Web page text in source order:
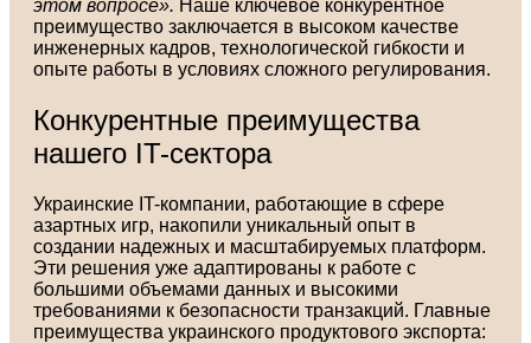
этом вопросе». Наше ключевое конкурентное
преимущество заключается в высоком качестве
инженерных кадров, технологической гибкости и
опыте работы в условиях сложного регулирования.
Конкурентные преимущества
нашего IT-сектора
Украинские IT-компании, работающие в сфере
азартных игр, накопили уникальный опыт в
создании надежных и масштабируемых платформ.
Эти решения уже адаптированы к работе с
большими объемами данных и высокими
требованиями к безопасности транзакций. Главные
преимущества украинского продуктового экспорта: